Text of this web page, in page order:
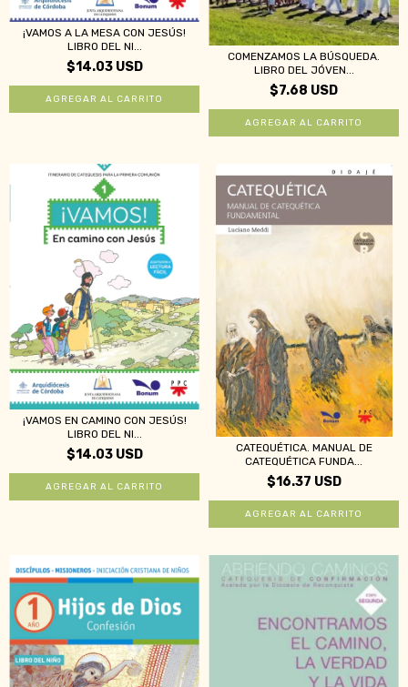
¡VAMOS A LA MESA CON JESÚS!
LIBRO DEL NI...
$14.03 USD
COMENZAMOS LA BÚSQUEDA.
LIBRO DEL JÓVEN...
$7.68 USD
¡VAMOS EN CAMINO CON JESÚS!
LIBRO DEL NI...
$14.03 USD
CATEQUÉTICA. MANUAL DE
CATEQUÉTICA FUNDA...
$16.37 USD